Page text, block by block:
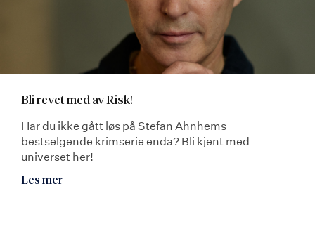
Bli revet med av Risk!
Har du ikke gått løs på Stefan Ahnhems
bestselgende krimserie enda? Bli kjent med
universet her!
Les mer